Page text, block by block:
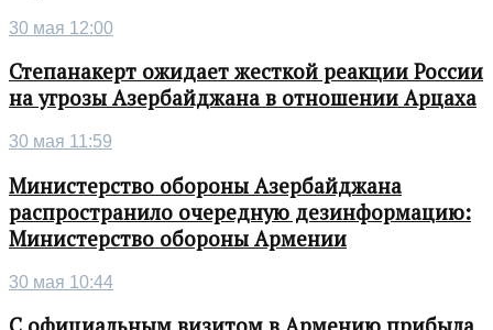
30 мая 12:00
Степанакерт ожидает жесткой реакции России
на угрозы Азербайджана в отношении Арцаха
30 мая 11:59
Министерство обороны Азербайджана
распространило очередную дезинформацию:
Министерство обороны Армении
30 мая 10:44